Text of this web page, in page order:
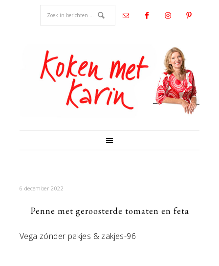
6 december 2022
Penne met geroosterde tomaten en feta
Vega zónder pakjes & zakjes-96